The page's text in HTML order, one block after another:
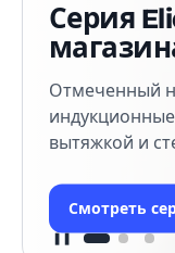
Серия
Отмеченный
вытяжкой и
Смотреть
❚❚